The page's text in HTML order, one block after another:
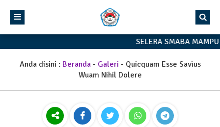
SELERA SMABA MAMPU
Anda disini : Beranda- Galeri - Quicquam Esse Savius
Wuam Nihil Dolere